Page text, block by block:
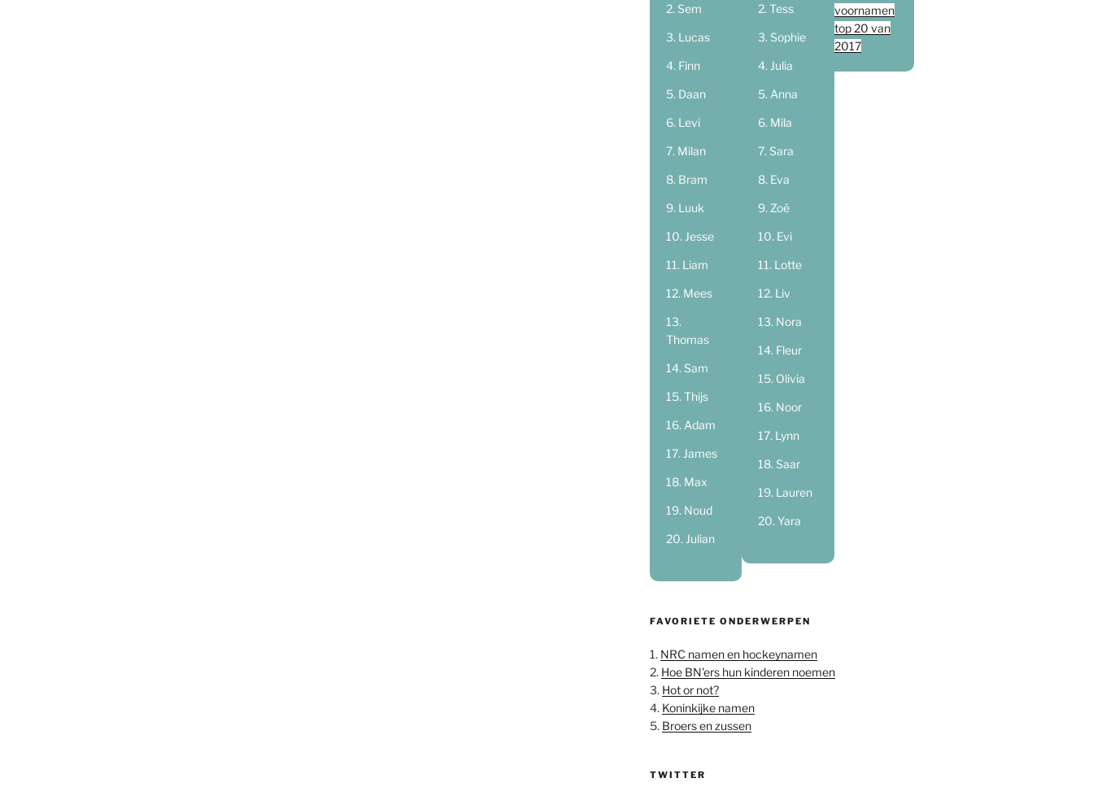
Sem
Lucas
Finn
Daan
Levi
Milan
Bram
Luuk
Jesse
Liam
Mees
Thomas
Sam
Thijs
Adam
James
Max
Noud
Julian
Tess
Sophie
Julia
Anna
Mila
Sara
Eva
Zoë
Evi
Lotte
Liv
Nora
Fleur
Olivia
Noor
Lynn
Saar
Lauren
Yara
voornamen
top 20 van
2017
FAVORIETE ONDERWERPEN
1. NRC namen en hockeynamen
2. Hoe BN'ers hun kinderen noemen
3. Hot or not?
4. Koninkijke namen
5. Broers en zussen
TWITTER